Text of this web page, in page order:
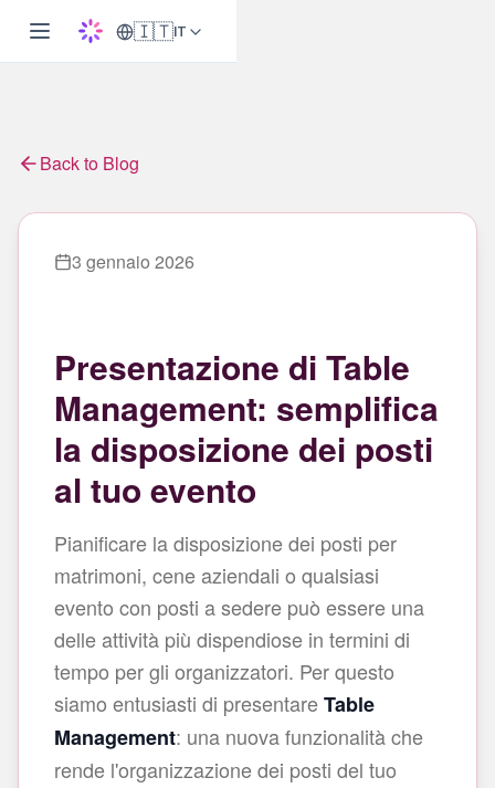
🇮🇹IT
Back to Blog
3 gennaio 2026
Presentazione di Table
Management: semplifica
la disposizione dei posti
al tuo evento
Pianificare la disposizione dei posti per
matrimoni, cene aziendali o qualsiasi
evento con posti a sedere può essere una
delle attività più dispendiose in termini di
tempo per gli organizzatori. Per questo
siamo entusiasti di presentareTable
Management: una nuova funzionalità che
rende l'organizzazione dei posti del tuo